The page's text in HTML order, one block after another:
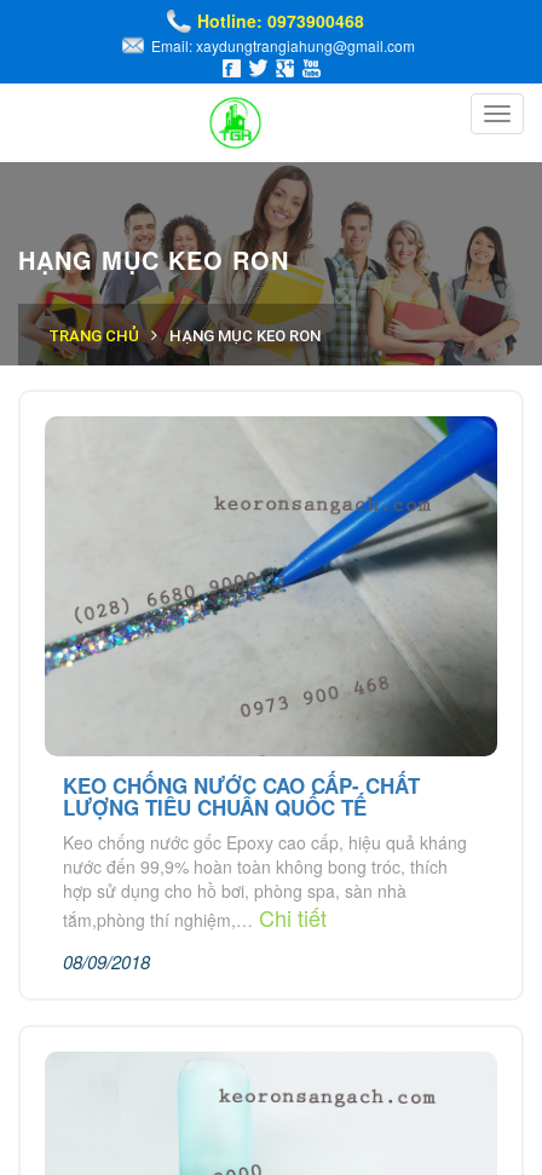
Hotline: 0973900468
Email: xaydungtrangiahung@gmail.com
HẠNG MỤC KEO RON
TRANG CHỦ HẠNG MỤC KEO RON
KEO CHỐNG NƯỚC CAO CẤP- CHẤT
LƯỢNG TIÊU CHUẨN QUỐC TẾ
Keo chống nước gốc Epoxy cao cấp, hiệu quả kháng
nước đến 99,9% hoàn toàn không bong tróc, thích
hợp sử dụng cho hồ bơi, phòng spa, sàn nhà
tắm,phòng thí nghiệm,… Chi tiết
08/09/2018